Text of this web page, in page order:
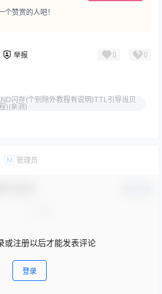
赞赏的人吧！
举报 0 0
闪存(个别除外教程有说明)TTL引导当贝
)(亲测)
M 管理员
或注册以后才能发表评论
登录